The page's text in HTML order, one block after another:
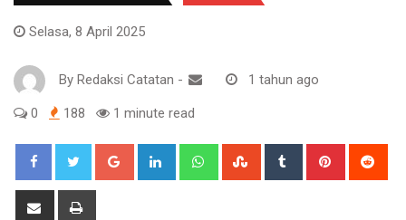
Selasa, 8 April 2025
By Redaksi Catatan - 1 tahun ago
0 188 1 minute read
Google+ LinkedIn WhatsappStumbleUpon
Tumblr Pinterest
Share